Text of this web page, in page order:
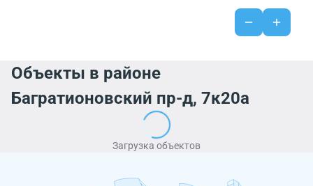
Объекты в районе
Багратионовский пр-д, 7к20а
Загрузка объектов